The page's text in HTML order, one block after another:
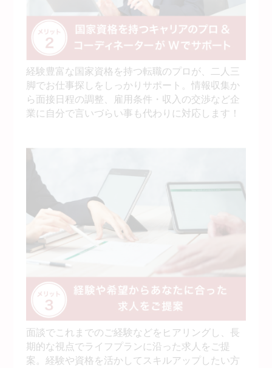
経験豊富な国家資格を持つ転職のプロが、二人三
脚でお仕事探しをしっかりサポート。情報収集か
ら面接日程の調整、雇用条件・収入の交渉など企
業に自分で言いづらい事も代わりに対応します！
面談でこれまでのご経験などをヒアリングし、長
期的な視点でライフプランに沿った求人をご提
案。経験や資格を活かしてスキルアップしたい方